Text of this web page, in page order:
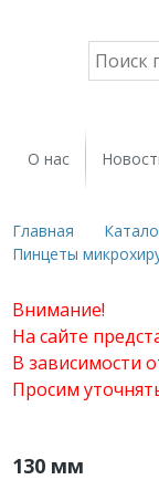
О нас
Главная
Пинцеты
Внимание!
На сайте
В зависимости
Просим
130 мм